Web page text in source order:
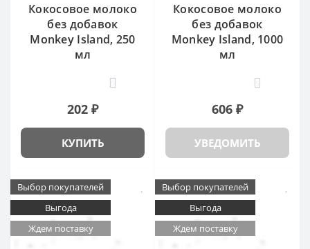
Кокосовое молоко
без добавок
Monkey Island, 250
мл
202 ₽
КУПИТЬ
Кокосовое молоко
без добавок
Monkey Island, 1000
мл
606 ₽
УВЕДОМИТЬ
Выбор покупателей
Выгода
Ждем поставку
Выбор покупателей
Выгода
Ждем поставку